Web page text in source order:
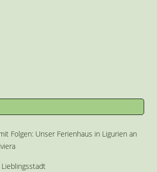
Folgen: Unser Ferienhaus in Ligurien an